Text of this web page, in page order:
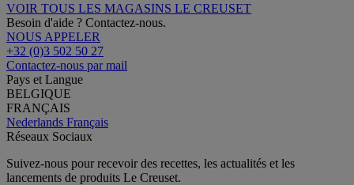
VOIR TOUS LES MAGASINS LE CREUSET
Besoin d'aide ? Contactez-nous.
NOUS APPELER
+32 (0)3 502 50 27
Contactez-nous par mail
Pays et Langue
BELGIQUE
FRANÇAIS
Nederlands Français
Réseaux Sociaux
Suivez-nous pour recevoir des recettes, les actualités et les
lancements de produits Le Creuset.